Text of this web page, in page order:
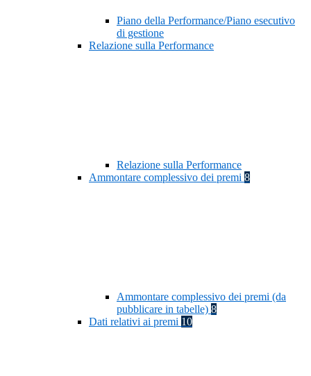
Piano della Performance/Piano esecutivo
di gestione
Relazione sulla Performance
Relazione sulla Performance
Ammontare complessivo dei premi 8
Ammontare complessivo dei premi (da
pubblicare in tabelle) 8
Dati relativi ai premi 10